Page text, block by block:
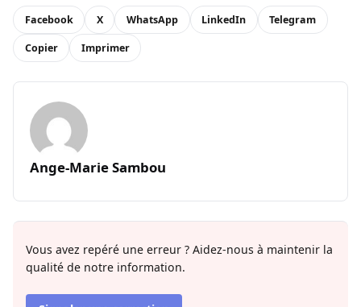
Facebook X WhatsApp LinkedIn Telegram
Copier Imprimer
Ange-Marie Sambou
Vous avez repéré une erreur ? Aidez-nous à maintenir la
qualité de notre information.